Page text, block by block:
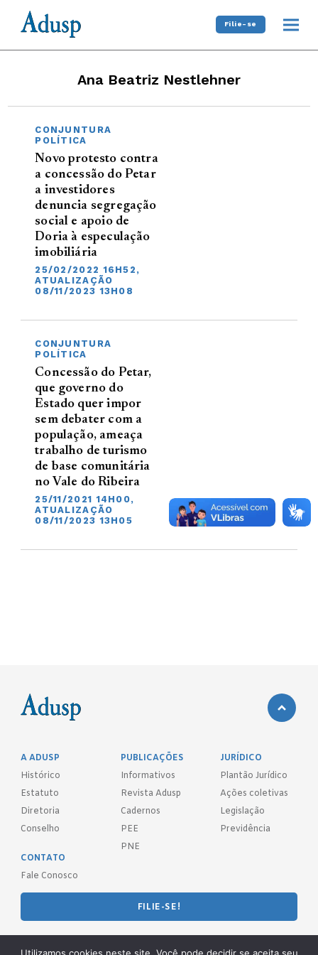
Filie-se
Ana Beatriz Nestlehner
CONJUNTURA
POLÍTICA
Novo protesto contra
a concessão do Petar
a investidores
denuncia segregação
social e apoio de
Doria à especulação
imobiliária
25/02/2022 16H52,
ATUALIZAÇÃO
08/11/2023 13H08
CONJUNTURA
POLÍTICA
Concessão do Petar,
que governo do
Estado quer impor
sem debater com a
população, ameaça
trabalho de turismo
de base comunitária
no Vale do Ribeira
25/11/2021 14H00,
ATUALIZAÇÃO
08/11/2023 13H05
A ADUSP
Histórico
Estatuto
Diretoria
Conselho
PUBLICAÇÕES
Informativos
Revista Adusp
Cadernos
PEE
PNE
JURÍDICO
Plantão Jurídico
Ações coletivas
Legislação
Previdência
CONTATO
Fale Conosco
FILIE-SE!